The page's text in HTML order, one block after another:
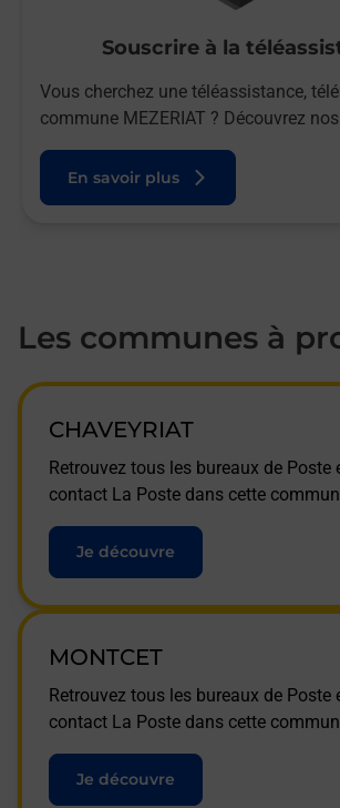
Souscrire à la
Vous cherchez une téléassistance,
commune MEZERIAT ? Découvrez
En savoir plus
Les communes à
CHAVEYRIAT
Retrouvez tous les bureaux de Poste
contact La Poste dans cette
Je découvre
MONTCET
Retrouvez tous les bureaux de Poste
contact La Poste dans cette
Je découvre